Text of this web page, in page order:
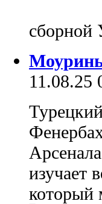
сборной
11.08.25
изучает
который